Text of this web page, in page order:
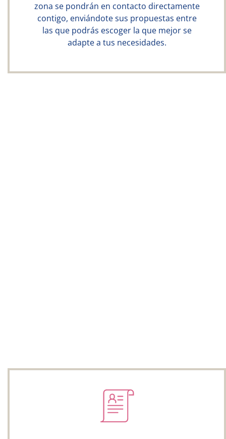
zona se pondrán en contacto directamente
contigo, enviándote sus propuestas entre
las que podrás escoger la que mejor se
adapte a tus necesidades.